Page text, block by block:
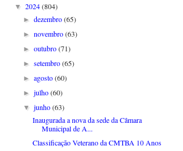
▼ 2024(804)
►dezembro(65)
►novembro(63)
►outubro(71)
►setembro(65)
►agosto(60)
►julho(60)
▼junho(63)
Inaugurada a nova da sede da Câmara
Municipal de A...
Classificação Veterano da CMTBA 10 Anos